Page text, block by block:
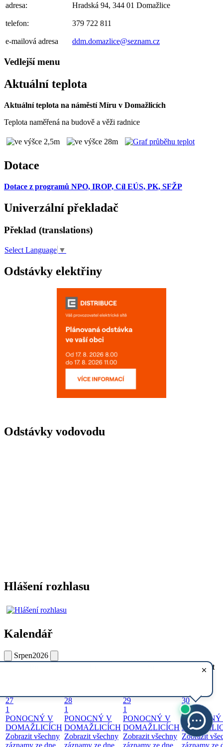
adresa:
telefon:
e-mailová adresa
Hradská 94, 344 01 Domažlice
379 722 811
ddm.domazlice@seznam.cz
Vedlejší menu
Aktuální teplota
Aktuální teplota na náměstí Míru v Domažlicích
Teplota naměřená na budově a věži radnice
Dotace
Dotace z programů NPO, IROP, Cíl EÚS, PK, SFŽP
Univerzální překladač
Překlad (translations)
Select Language ▼
Odstávky elektřiny
Odstávky vodovodu
Hlášení rozhlasu
Kalendář
Srpen2026
Čt
27
1
PONOCNÝ V
DOMAŽLICÍCH
Zobrazit všechny
28
1
PONOCNÝ V
DOMAŽLICÍCH
Zobrazit všechny
29
1
PONOCNÝ V
DOMAŽLICÍCH
Zobrazit všechny
30
1
Zobrazit